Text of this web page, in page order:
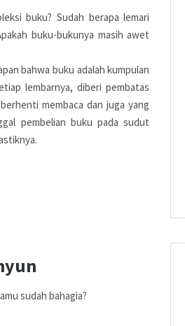
buku? Sudah berapa lemari
buku-bukunya masih awet
bahwa buku adalah kumpulan
lembarnya, diberi pembatas
membaca dan juga yang
pembelian buku pada sudut
sudah bahagia?